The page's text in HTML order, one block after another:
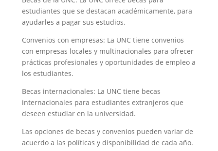
estudiantes que se destacan académicamente, para
ayudarles a pagar sus estudios.
Convenios con empresas: La UNC tiene convenios
con empresas locales y multinacionales para ofrecer
prácticas profesionales y oportunidades de empleo a
los estudiantes.
Becas internacionales: La UNC tiene becas
internacionales para estudiantes extranjeros que
deseen estudiar en la universidad.
Las opciones de becas y convenios pueden variar de
acuerdo a las políticas y disponibilidad de cada año.